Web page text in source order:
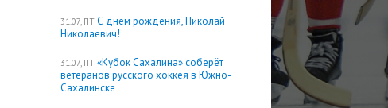
31.07, ПТ С днём рождения, Николай
Николаевич!
31.07, ПТ «Кубок Сахалина» соберёт
ветеранов русского хоккея в Южно-
Сахалинске